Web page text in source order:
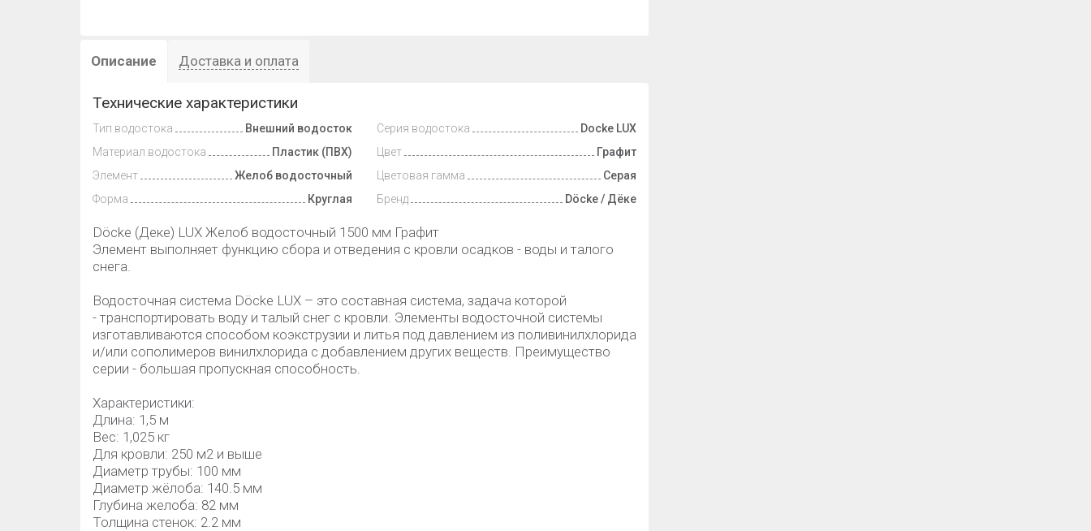
Описание Доставка и оплата
Технические характеристики
Тип водостока
Внешний водосток
Материал водостока
Пластик (ПВХ)
Элемент
Желоб водосточный
Форма
Круглая
Серия водостока
Docke LUX
Цвет
Графит
Цветовая гамма
Серая
Бренд
Döcke / Дёке
Döcke (Деке) LUX Желоб водосточный 1500 мм Графит
Элемент выполняет функцию сбора и отведения с кровли осадков - воды и талого
снега.
Водосточная система Döcke LUX – это составная система, задача которой
- транспортировать воду и талый снег с кровли. Элементы водосточной системы
изготавливаются способом коэкструзии и литья под давлением из поливинилхлорида
и/или сополимеров винилхлорида с добавлением других веществ. Преимущество
серии - большая пропускная способность.
Характеристики:
Длина: 1,5 м
Вес: 1,025 кг
Для кровли: 250 м2 и выше
Диаметр трубы: 100 мм
Диаметр жёлоба: 140.5 мм
Глубина желоба: 82 мм
Толщина стенок: 2.2 мм